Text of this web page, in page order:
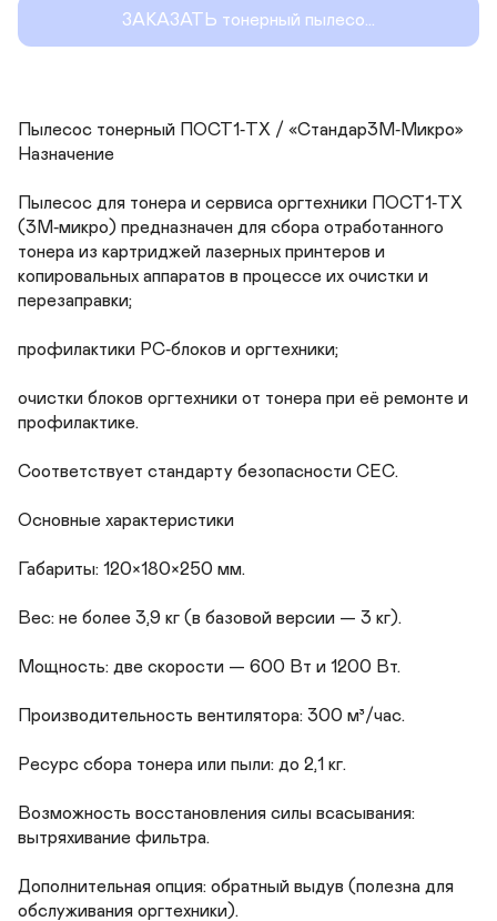
ЗАКАЗАТЬ тонерный пылесо...
Пылесос тонерный ПОСТ1‑ТХ / «Стандар3М‑Микро»
Назначение
Пылесос для тонера и сервиса оргтехники ПОСТ1‑ТХ
(3М‑микро) предназначен для сбора отработанного
тонера из картриджей лазерных принтеров и
копировальных аппаратов в процессе их очистки и
перезаправки;
профилактики РС‑блоков и оргтехники;
очистки блоков оргтехники от тонера при её ремонте и
профилактике.
Соответствует стандарту безопасности СЕС.
Основные характеристики
Габариты: 120×180×250 мм.
Вес: не более 3,9 кг (в базовой версии — 3 кг).
Мощность: две скорости — 600 Вт и 1200 Вт.
Производительность вентилятора: 300 м³/час.
Ресурс сбора тонера или пыли: до 2,1 кг.
Возможность восстановления силы всасывания:
вытряхивание фильтра.
Дополнительная опция: обратный выдув (полезна для
обслуживания оргтехники).